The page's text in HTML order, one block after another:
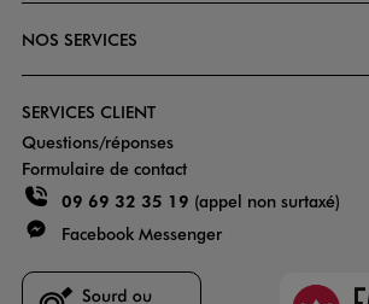
NOS SERVICES
SERVICES CLIENT
Questions/réponses
Formulaire de contact
09 69 32 35 19 (appel non surtaxé)
Facebook Messenger
Faciliti